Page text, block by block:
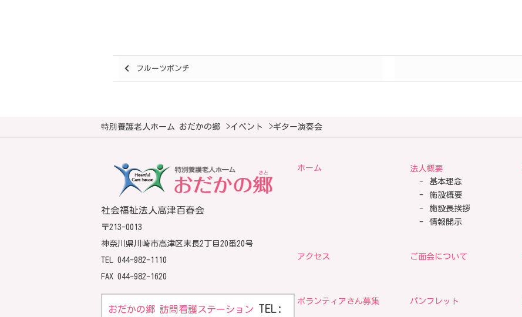
Posts
フルーツポンチ
特別養護老人ホーム おだかの郷 >イベント >ギター演奏会
社会福祉法人高津百春会
〒213-0013
神奈川県川崎市高津区末長2丁目20番20号
TEL 044-982-1110
FAX 044-982-1620
おだかの郷 訪問看護ステーション TEL:
ホーム
法人概要
基本理念
施設概要
施設長挨拶
情報開示
アクセス ご面会について
ボランティアさん募集 パンフレット